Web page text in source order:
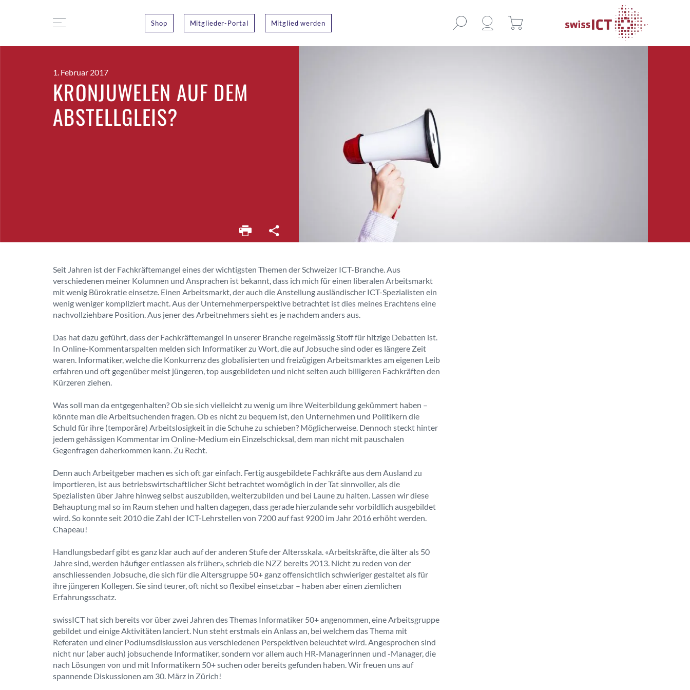
Shop Mitglieder-Portal Mitglied werden
1. Februar 2017
KRONJUWELEN AUF DEM
ABSTELLGLEIS?
Seit Jahren ist der Fachkräftemangel eines der wichtigsten Themen der Schweizer ICT-Branche. Aus
verschiedenen meiner Kolumnen und Ansprachen ist bekannt, dass ich mich für einen liberalen Arbeitsmarkt
mit wenig Bürokratie einsetze. Einen Arbeitsmarkt, der auch die Anstellung ausländischer ICT-Spezialisten ein
wenig weniger kompliziert macht. Aus der Unternehmerperspektive betrachtet ist dies meines Erachtens eine
nachvollziehbare Position. Aus jener des Arbeitnehmers sieht es je nachdem anders aus.
Das hat dazu geführt, dass der Fachkräftemangel in unserer Branche regelmässig Stoff für hitzige Debatten ist.
In Online-Kommentarspalten melden sich Informatiker zu Wort, die auf Jobsuche sind oder es längere Zeit
waren. Informatiker, welche die Konkurrenz des globalisierten und freizügigen Arbeitsmarktes am eigenen Leib
erfahren und oft gegenüber meist jüngeren, top ausgebildeten und nicht selten auch billigeren Fachkräften den
Kürzeren ziehen.
Was soll man da entgegenhalten? Ob sie sich vielleicht zu wenig um ihre Weiterbildung gekümmert haben –
könnte man die Arbeitsuchenden fragen. Ob es nicht zu bequem ist, den Unternehmen und Politikern die
Schuld für ihre (temporäre) Arbeitslosigkeit in die Schuhe zu schieben? Möglicherweise. Dennoch steckt hinter
jedem gehässigen Kommentar im Online-Medium ein Einzelschicksal, dem man nicht mit pauschalen
Gegenfragen daherkommen kann. Zu Recht.
Denn auch Arbeitgeber machen es sich oft gar einfach. Fertig ausgebildete Fachkräfte aus dem Ausland zu
importieren, ist aus betriebswirtschaftlicher Sicht betrachtet womöglich in der Tat sinnvoller, als die
Spezialisten über Jahre hinweg selbst auszubilden, weiterzubilden und bei Laune zu halten. Lassen wir diese
Behauptung mal so im Raum stehen und halten dagegen, dass gerade hierzulande sehr vorbildlich ausgebildet
wird. So konnte seit 2010 die Zahl der ICT-Lehrstellen von 7200 auf fast 9200 im Jahr 2016 erhöht werden.
Chapeau!
Handlungsbedarf gibt es ganz klar auch auf der anderen Stufe der Altersskala. «Arbeitskräfte, die älter als 50
Jahre sind, werden häufiger entlassen als früher», schrieb die NZZ bereits 2013. Nicht zu reden von der
anschliessenden Jobsuche, die sich für die Altersgruppe 50+ ganz offensichtlich schwieriger gestaltet als für
ihre jüngeren Kollegen. Sie sind teurer, oft nicht so flexibel einsetzbar – haben aber einen ziemlichen
Erfahrungsschatz.
swissICT hat sich bereits vor über zwei Jahren des Themas Informatiker 50+ angenommen, eine Arbeitsgruppe
gebildet und einige Aktivitäten lanciert. Nun steht erstmals ein Anlass an, bei welchem das Thema mit
Referaten und einer Podiumsdiskussion aus verschiedenen Perspektiven beleuchtet wird. Angesprochen sind
nicht nur (aber auch) jobsuchende Informatiker, sondern vor allem auch HR-Managerinnen und -Manager, die
nach Lösungen von und mit Informatikern 50+ suchen oder bereits gefunden haben. Wir freuen uns auf
spannende Diskussionen am 30. März in Zürich!